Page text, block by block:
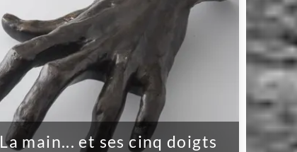
La main... et ses cinq doigts